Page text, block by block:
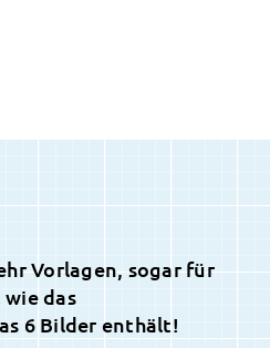
Vorlagen, sogar für
das
6 Bilder enthält!